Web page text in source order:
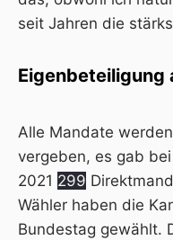
seit Jahren die
Eigenbeteiligung
Alle Mandate
vergeben, es gab
2021 299
Wähler haben die
Bundestag gewählt.